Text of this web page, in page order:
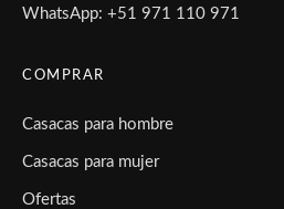
WhatsApp: +51 971 110 971
COMPRAR
Casacas para hombre
Casacas para mujer
Ofertas